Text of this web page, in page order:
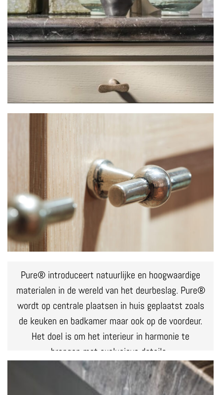
Pure® introduceert natuurlijke en hoogwaardige
materialen in de wereld van het deurbeslag. Pure®
wordt op centrale plaatsen in huis geplaatst zoals
de keuken en badkamer maar ook op de voordeur.
Het doel is om het interieur in harmonie te
brengen met exclusieve details.